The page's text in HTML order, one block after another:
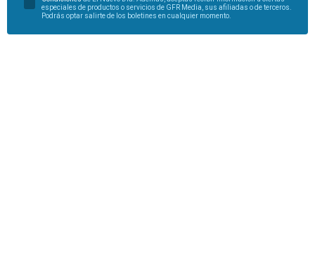
especiales de productos o servicios de GFR Media, sus afiliadas o de terceros.
Podrás optar salirte de los boletines en cualquier momento.